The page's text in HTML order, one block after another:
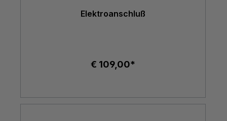
Elektroanschluß
€ 109,00*